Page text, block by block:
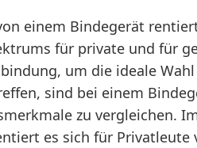
einem Bindegerät
für private und für
um die ideale
sind bei einem
zu vergleichen.
es sich für Privatleute